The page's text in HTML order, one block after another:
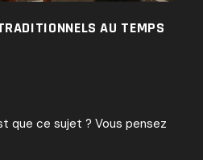
AU TEMPS
que ce sujet ? Vous pensez